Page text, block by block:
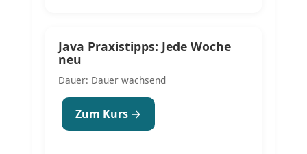
Java Praxistipps: Jede Woche
neu
Dauer: Dauer wachsend
Zum Kurs →